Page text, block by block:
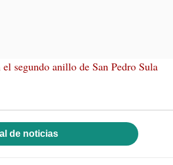
segundo anillo de San Pedro Sula
de noticias